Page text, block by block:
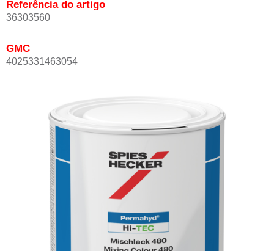
Referência do artigo
36303560
GMC
4025331463054